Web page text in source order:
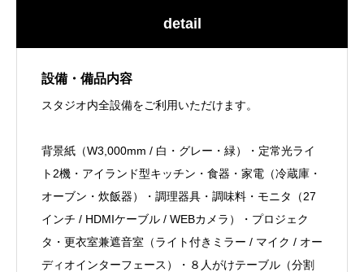
detail
設備・備品内容
スタジオ内全設備をご利用いただけます。
背景紙（W3,000mm / 白・グレー・緑）・定常光ライ
ト2機・アイランド型キッチン・食器・家電（冷蔵庫・
オーブン・炊飯器）・調理器具・調味料・モニタ（27
インチ / HDMIケーブル / WEBカメラ）・プロジェク
タ・更衣室兼遮音室（ライト付きミラー / マイク / オー
ディオインターフェース）・８人がけテーブル（分割